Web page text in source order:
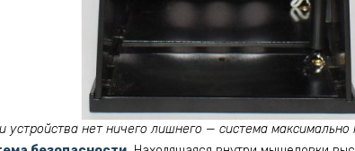
устройства нет ничего лишнего — система